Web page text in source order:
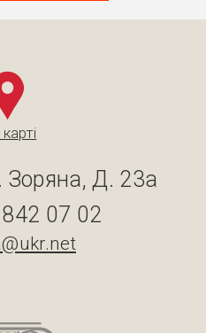
Зоряна, Д. 23а
07 02